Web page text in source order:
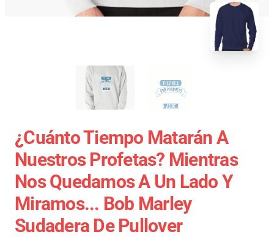
¿Cuánto Tiempo Matarán A
Nuestros Profetas? Mientras
Nos Quedamos A Un Lado Y
Miramos... Bob Marley
Sudadera De Pullover